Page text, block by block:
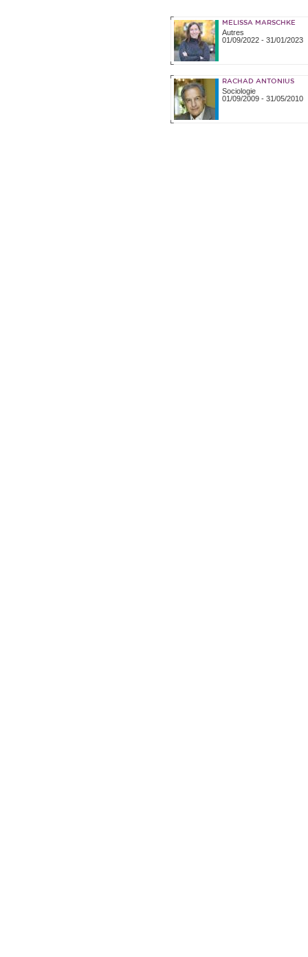
MELISSA MARSCHKE
Autres
01/09/2022- 31/01/2023
RACHAD ANTONIUS
Sociologie
01/09/2009- 31/05/2010